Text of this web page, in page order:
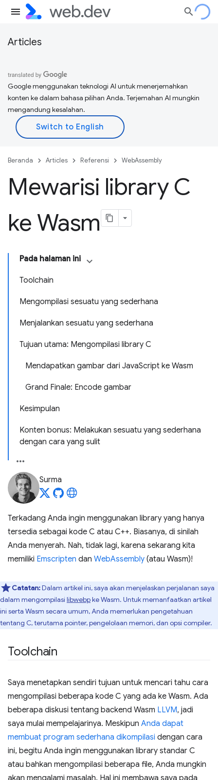
Articles
Google menggunakan teknologi AI untuk menerjemahkan
konten ke dalam bahasa pilihan Anda. Terjemahan AI mungkin
mengandung kesalahan.
Beranda Articles Referensi WebAssembly
Mewarisi library C
ke Wasm
Pada halaman ini
Toolchain
Mengompilasi sesuatu yang sederhana
Menjalankan sesuatu yang sederhana
Tujuan utama: Mengompilasi library C
Mendapatkan gambar dari JavaScript ke Wasm
Grand Finale: Encode gambar
Kesimpulan
Konten bonus: Melakukan sesuatu yang sederhana
dengan cara yang sulit
Surma
Terkadang Anda ingin menggunakan library yang hanya
tersedia sebagai kode C atau C++. Biasanya, di sinilah
Anda menyerah. Nah, tidak lagi, karena sekarang kita
memiliki Emscripten dan WebAssembly (atau Wasm)!
Catatan:Dalam artikel ini, saya akan menjelaskan perjalanan saya
dalam mengompilasi libwebpke Wasm. Untuk memanfaatkan artikel
ini serta Wasm secara umum, Anda memerlukan pengetahuan
tentang C, terutama pointer, pengelolaan memori, dan opsi compiler.
Toolchain
Saya menetapkan sendiri tujuan untuk mencari tahu cara
mengompilasi beberapa kode C yang ada ke Wasm. Ada
beberapa diskusi tentang backend Wasm LLVM, jadi
saya mulai mempelajarinya. Meskipun Anda dapat
membuat program sederhana dikompilasi dengan cara
ini, begitu Anda ingin menggunakan library standar C
atau bahkan mengompilasi beberapa file, Anda mungkin
akan mengalami masalah. Hal ini membawa saya pada